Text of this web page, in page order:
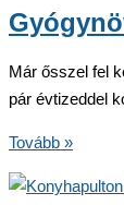
gyógyításban
Már ősszel fel
pár évtizeddel
Gyógynövények
vírusellenes
hatásokkal
Tovább »